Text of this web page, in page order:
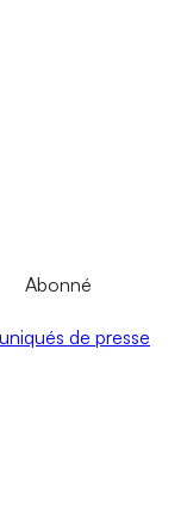
Abonné
de presse